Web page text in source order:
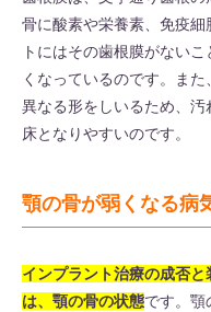
骨に酸素や栄養素、免疫
トにはその歯根膜がない
くなっているのです。ま
異なる形をしいるため、
床となりやすいのです。
顎の骨が弱くなる病
インプラント治療の成否
は、顎の骨の状態です。顎